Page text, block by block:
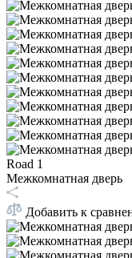
Road 1
Межкомнатная дверь
Добавить к